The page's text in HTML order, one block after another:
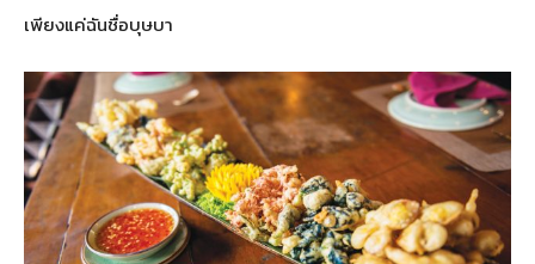
เพียงแค่ฉันชื่อบุษบา